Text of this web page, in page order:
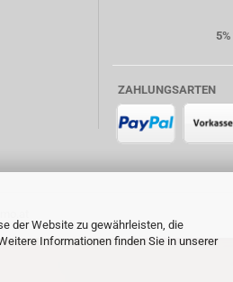
der Website zu gewährleisten, die
Informationen finden Sie in unserer
ZAHLUNGSARTEN